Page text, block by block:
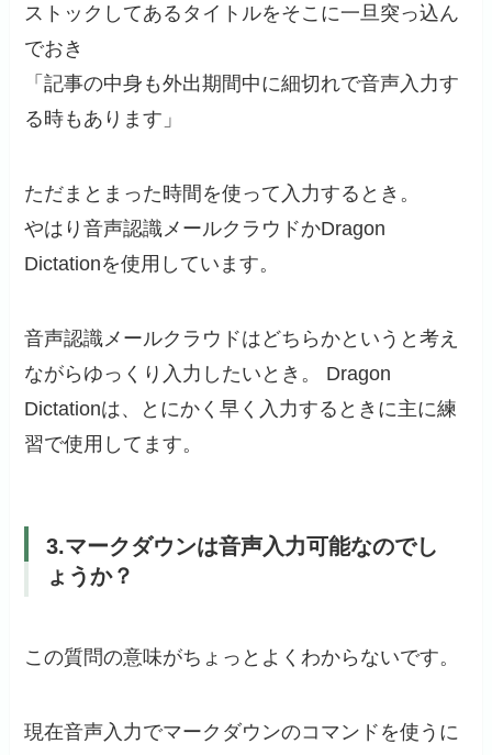
ストックしてあるタイトルをそこに一旦突っ込ん
でおき
「記事の中身も外出期間中に細切れで音声入力す
る時もあります」
ただまとまった時間を使って入力するとき。
やはり音声認識メールクラウドかDragon
Dictationを使用しています。
音声認識メールクラウドはどちらかというと考え
ながらゆっくり入力したいとき。 Dragon
Dictationは、とにかく早く入力するときに主に練
習で使用してます。
3.マークダウンは音声入力可能なのでし
ょうか？
この質問の意味がちょっとよくわからないです。
現在音声入力でマークダウンのコマンドを使うに